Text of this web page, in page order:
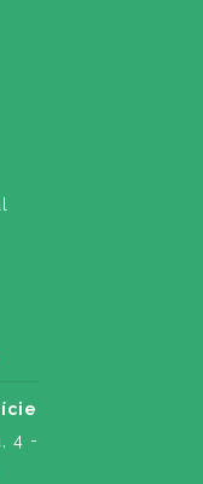
4 -